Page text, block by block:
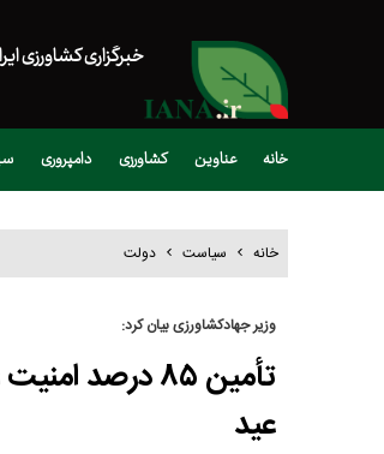
خبرگزاری کشاورزی
خانه عناوین کشاورزی دامپروری
خانه سیاست دولت
وزیر جهادکشاورزی بیان کرد:
عید